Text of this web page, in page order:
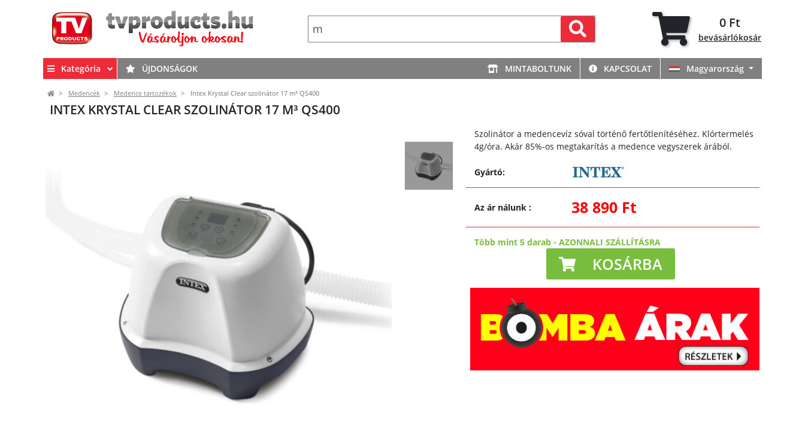
0 Ft
bevásárlókosár
Kategória ÚJDONSÁGOK MINTABOLTUNK KAPCSOLAT Magyarország
Medencék Medence tartozékok Intex Krystal Clear szolinátor 17 m³ QS400
INTEX KRYSTAL CLEAR SZOLINÁTOR 17 M³ QS400
Szolinátor a medencevíz sóval történő fertőtlenítéséhez. Klórtermelés
4g/óra. Akár 85%-os megtakarítás a medence vegyszerek árából.
Gyártó:
Az ár nálunk: 38 890 Ft
Több mint 5 darab -AZONNALI SZÁLLÍTÁSRA
KOSÁRBA